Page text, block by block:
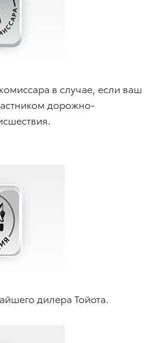
в случае, если ваш
дорожно-
дилера Тойота.